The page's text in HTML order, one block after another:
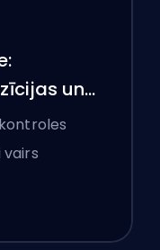
un
kontroles